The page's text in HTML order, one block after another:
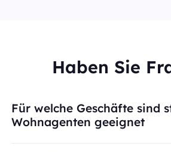
Haben Sie
Für welche Geschäfte sind
Wohnagenten geeignet